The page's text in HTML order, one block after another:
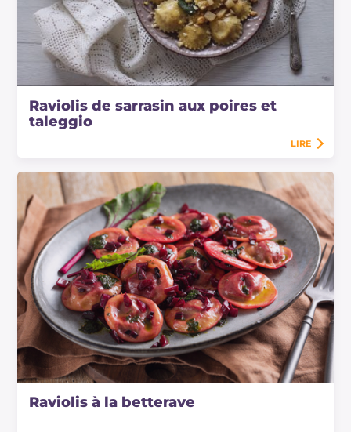
Raviolis de sarrasin aux poires et
taleggio
LIRE
Raviolis à la betterave